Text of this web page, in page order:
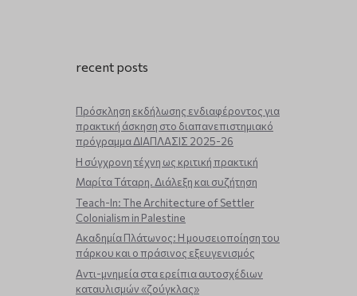
recent posts
Πρόσκληση εκδήλωσης ενδιαφέροντος για
πρακτική άσκηση στο διαπανεπιστημιακό
πρόγραμμα ΔΙΑΠΛΑΣΙΣ 2025-26
Η σύγχρονη τέχνη ως κριτική πρακτική
Μαρίτα Τάταρη. Διάλεξη και συζήτηση
Teach-In: The Architecture of Settler
Colonialism in Palestine
Ακαδημία Πλάτωνος: Η μουσειοποίηση του
πάρκου και ο πράσινος εξευγενισμός
Aντι-μνημεία στα ερείπια αυτοσχέδιων
καταυλισμών «ζούγκλας»